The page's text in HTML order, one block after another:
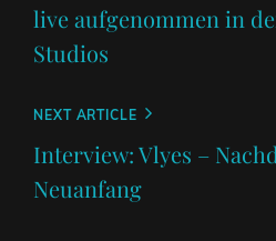
live aufgenommen in
Studios
Next
NEXT ARTICLE
Interview: Vlyes –
Neuanfang